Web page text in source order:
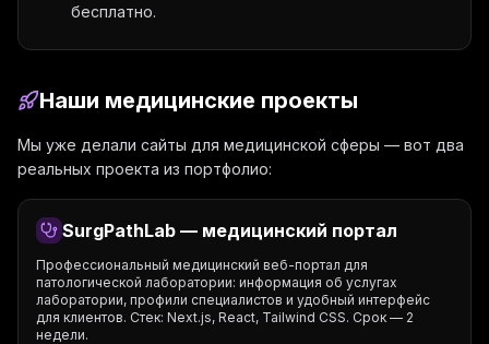
бесплатно.
Наши медицинские проекты
Мы уже делали сайты для медицинской сферы — вот два
реальных проекта из портфолио:
SurgPathLab — медицинский портал
Профессиональный медицинский веб-портал для
патологической лаборатории: информация об услугах
лаборатории, профили специалистов и удобный интерфейс
для клиентов. Стек: Next.js, React, Tailwind CSS. Срок — 2
недели.